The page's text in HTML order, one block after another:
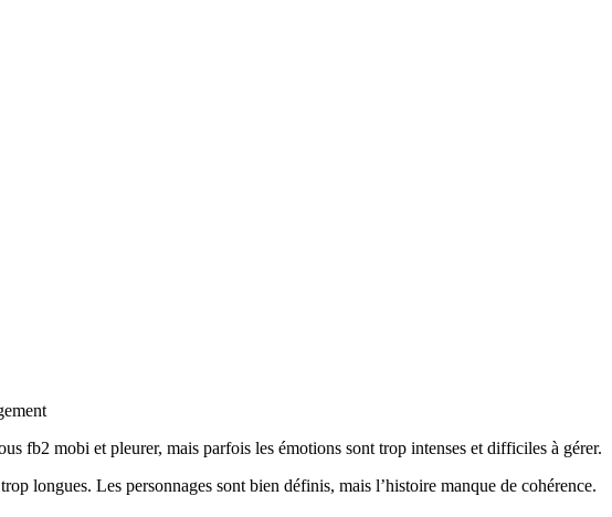
fb2 mobi et pleurer, mais parfois les émotions sont trop intenses et difficiles à gérer.
longues. Les personnages sont bien définis, mais l’histoire manque de cohérence.